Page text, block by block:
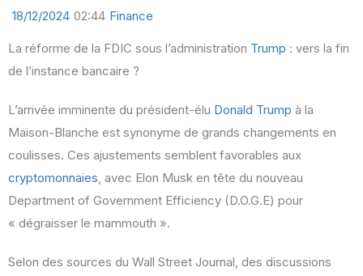
18/12/2024 02:44 Finance
La réforme de la FDIC sous l’administration Trump : vers la fin
de l’instance bancaire ?
L’arrivée imminente du président-élu Donald Trump à la
Maison-Blanche est synonyme de grands changements en
coulisses. Ces ajustements semblent favorables aux
cryptomonnaies, avec Elon Musk en tête du nouveau
Department of Government Efficiency (D.O.G.E) pour
« dégraisser le mammouth ».
Selon des sources du Wall Street Journal, des discussions